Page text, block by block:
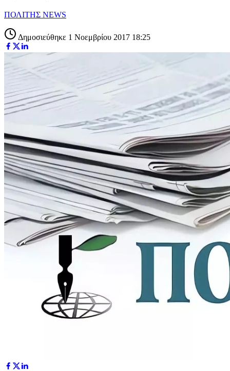
ΠΟΛΙΤΗΣ NEWS
Δημοσιεύθηκε 1 Νοεμβρίου 2017 18:25